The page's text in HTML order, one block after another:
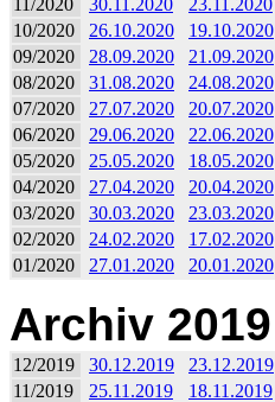
11/2020
30.11.2020 23.11.2020
10/2020
26.10.2020 19.10.2020
09/2020
28.09.2020 21.09.2020
08/2020
31.08.2020 24.08.2020
07/2020
27.07.2020 20.07.2020
06/2020
29.06.2020 22.06.2020
05/2020
25.05.2020 18.05.2020
04/2020
27.04.2020 20.04.2020
03/2020
30.03.2020 23.03.2020
02/2020
24.02.2020 17.02.2020
01/2020
27.01.2020 20.01.2020
Archiv 2019
12/2019 30.12.2019 23.12.2019
11/2019
25.11.2019 18.11.2019